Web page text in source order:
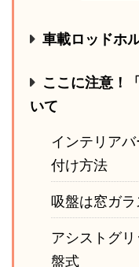
車載ロッドホ
ここに注意！
いて
インテリア
付け方法
吸盤は窓ガラ
アシストグ
盤式